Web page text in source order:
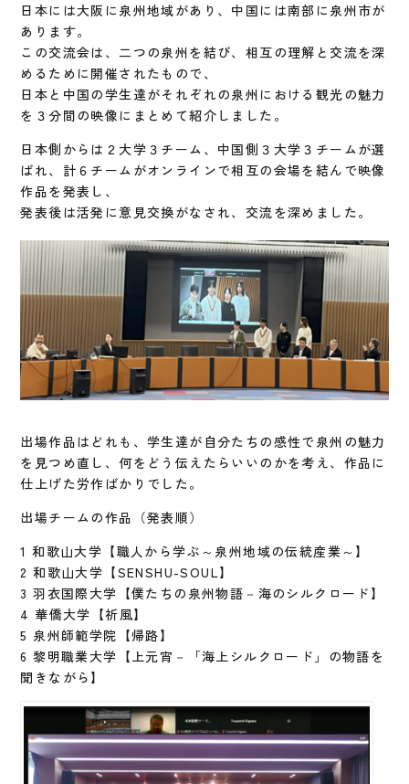
日本には大阪に泉州地域があり、中国には南部に泉州市が
あります。
この交流会は、二つの泉州を結び、相互の理解と交流を深
めるために開催されたもので、
日本と中国の学生達がそれぞれの泉州における観光の魅力
を３分間の映像にまとめて紹介しました。
日本側からは２大学３チーム、中国側３大学３チームが選
ばれ、計６チームがオンラインで相互の会場を結んで映像
作品を発表し、
発表後は活発に意見交換がなされ、交流を深めました。
出場作品はどれも、学生達が自分たちの感性で泉州の魅力
を見つめ直し、何をどう伝えたらいいのかを考え、作品に
仕上げた労作ばかりでした。
出場チームの作品（発表順）
1 和歌山大学【職人から学ぶ～泉州地域の伝統産業～】
2 和歌山大学【SENSHU-SOUL】
3 羽衣国際大学【僕たちの泉州物語－海のシルクロード】
4 華僑大学【祈風】
5 泉州師範学院【帰路】
6 黎明職業大学【上元宵－「海上シルクロード」の物語を
聞きながら】